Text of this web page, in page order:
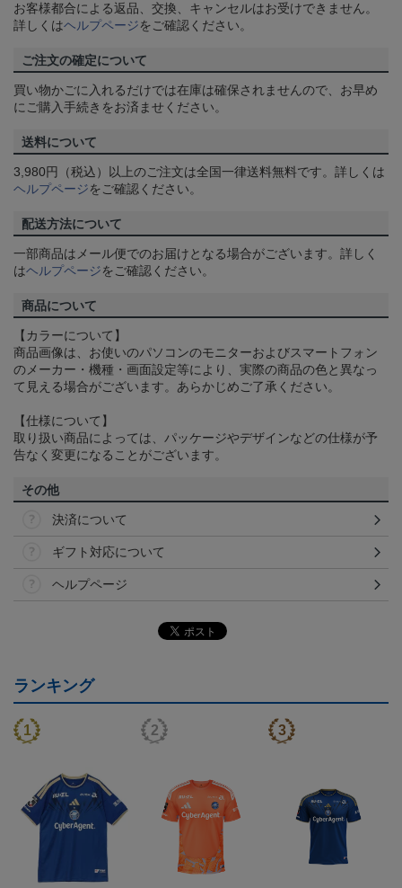
お客様都合による返品、交換、キャンセルはお受けできません。
詳しくはヘルプページをご確認ください。
ご注文の確定について
買い物かごに入れるだけでは在庫は確保されませんので、お早め
にご購入手続きをお済ませください。
送料について
3,980円（税込）以上のご注文は全国一律送料無料です。詳しくは
ヘルプページをご確認ください。
配送方法について
一部商品はメール便でのお届けとなる場合がございます。詳しく
はヘルプページをご確認ください。
商品について
【カラーについて】
商品画像は、お使いのパソコンのモニターおよびスマートフォン
のメーカー・機種・画面設定等により、実際の商品の色と異なっ
て見える場合がございます。あらかじめご了承ください。
【仕様について】
取り扱い商品によっては、パッケージやデザインなどの仕様が予
告なく変更になることがございます。
その他
決済について
ギフト対応について
ヘルプページ
ランキング